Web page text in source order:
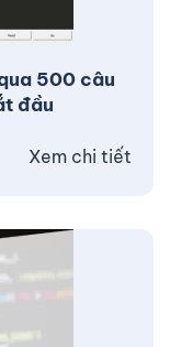
500 câu
đầu
Xem chi tiết